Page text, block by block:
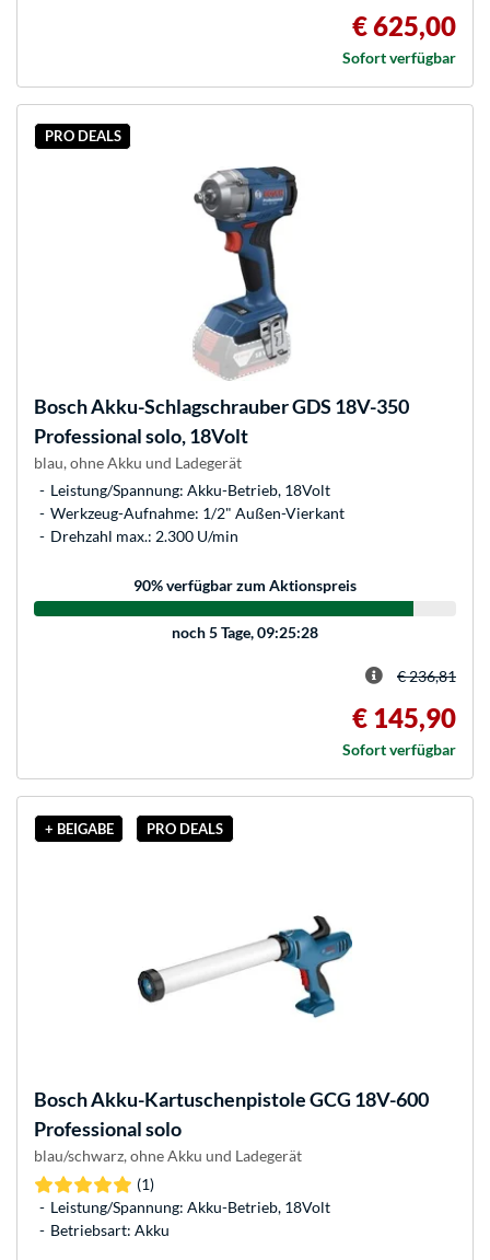
€ 625,00
Sofort verfügbar
PRO DEALS
BoschAkku-Schlagschrauber GDS 18V-350
Professional solo, 18Volt
blau, ohne Akku und Ladegerät
Leistung/Spannung: Akku-Betrieb, 18Volt
Werkzeug-Aufnahme: 1/2" Außen-Vierkant
Drehzahl max.: 2.300 U/min
90% verfügbar zum Aktionspreis
noch5 Tage, 09:25:28
€ 236,81
€ 145,90
Sofort verfügbar
+ BEIGABE PRO DEALS
BoschAkku-Kartuschenpistole GCG 18V-600
Professional solo
blau/schwarz, ohne Akku und Ladegerät
(1)
Leistung/Spannung: Akku-Betrieb, 18Volt
Betriebsart: Akku